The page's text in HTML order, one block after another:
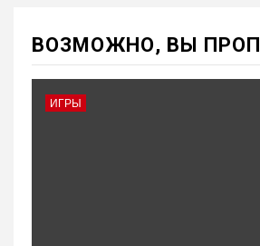
ВОЗМОЖНО, ВЫ
ИГРЫ